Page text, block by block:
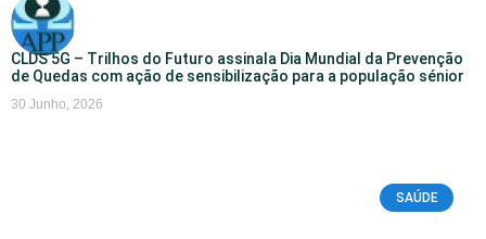
CLDS 5G – Trilhos do Futuro assinala Dia Mundial da Prevenção
de Quedas com ação de sensibilização para a população sénior
30 Junho, 2026
SAÚDE